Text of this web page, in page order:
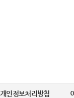
개인정보처리방침